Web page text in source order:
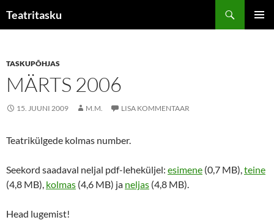
sisu
Teatritasku
TASKUPÕHJAS
MÄRTS 2006
15. JUUNI 2009 M.M. LISA KOMMENTAAR
Teatrikülgede kolmas number.
Seekord saadaval neljal pdf-leheküljel: esimene (0,7 MB),teine
(4,8 MB), kolmas (4,6 MB) ja neljas (4,8 MB).
Head lugemist!